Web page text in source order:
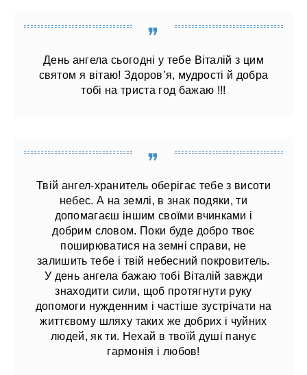
День ангела сьогодні у тебе Віталій з цим
святом я вітаю! Здоров’я, мудрості й добра
тобі на триста год бажаю !!!
Твій ангел-хранитель оберігає тебе з висоти
небес. А на землі, в знак подяки, ти
допомагаєш іншим своїми вчинками і
добрим словом. Поки буде добро твоє
поширюватися на земні справи, не
залишить тебе і твій небесний покровитель.
У день ангела бажаю тобі Віталій завжди
знаходити сили, щоб протягнути руку
допомоги нужденним і частіше зустрічати на
життєвому шляху таких же добрих і чуйних
людей, як ти. Нехай в твоїй душі панує
гармонія і любов!